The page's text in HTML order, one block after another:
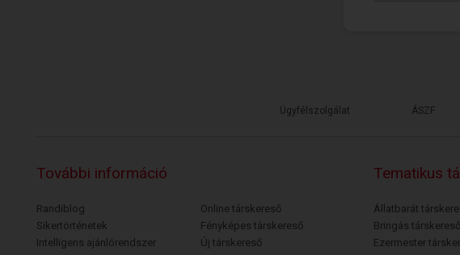
Ügyfélszolgálat ÁSZF
További információ
Randiblog
Sikertörténetek
Intelligens ajánlórendszer
Online társkereső
Fényképes társkereső
Új társkereső
Tematikus
Állatbarát
Bringás társkereső
Ezermester